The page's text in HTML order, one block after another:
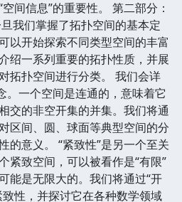
间信息”的重要性。 第二部分：
我们掌握了拓扑空间的基本定
以开始探索不同类型空间的丰富
绍一系列重要的拓扑性质，并展
拓扑空间进行分类。 我们会详
。一个空间是连通的，意味着它
交的非空开集的并集。我们将通
区间、圆、球面等典型空间的分
的意义。 “紧致性”是另一个至关
紧致空间，可以被看作是“有限”
能是无限大的。我们将通过“开
性，并探讨它在各种数学领域